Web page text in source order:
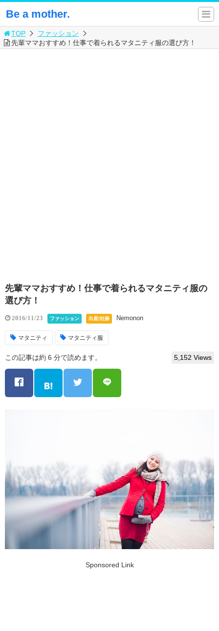
Be a mother.
TOP
ファッション
先輩ママおすすめ！仕事で着られるマタニティ服の選び方！
先輩ママおすすめ！仕事で着られるマタニティ服の
選び方！
2016/11/23 ファッション 出産/妊娠 Nemonon
マタニティ マタニティ服
この記事は約 6 分で読めます。 5,152 Views
Sponsored Link